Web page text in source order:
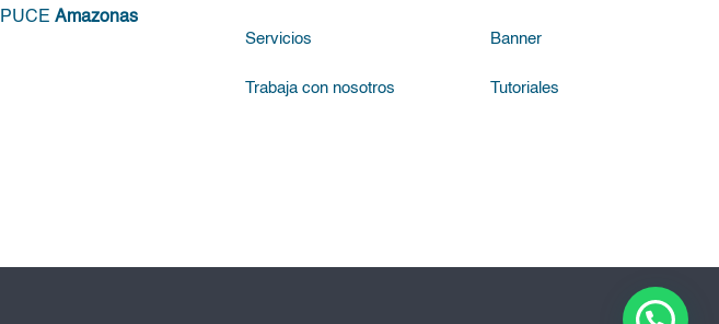
PUCE Amazonas
Servicios
Trabaja con nosotros
Banner
Tutoriales